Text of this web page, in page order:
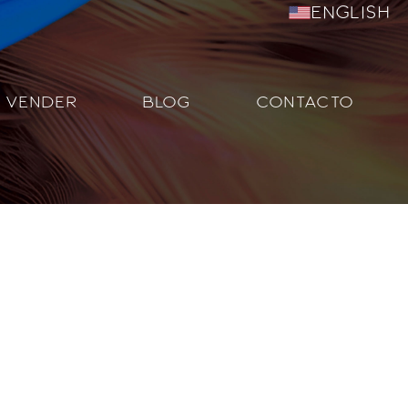
English
VENDER BLOG CONTACTO